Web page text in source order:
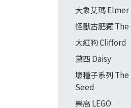
大象艾瑪 Elmer
怪獸古肥玀
大紅狗 Clifford
黛西 Daisy
壞種子系列 The
Seed
樂高 LEGO